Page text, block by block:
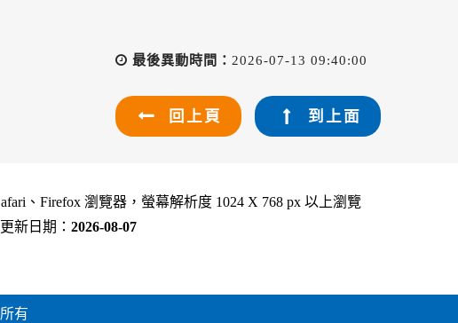
最後異動時間： 2026-07-13 09:40:00
回上頁 到上面
、Firefox 瀏覽器，螢幕解析度 1024 X 768 px 以上瀏覽
更新日期： 2026-08-07
有